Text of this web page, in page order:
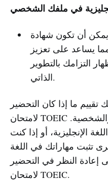
يمكن أن تكون شهادة TOEIC دليلاً واضحاً على
مما يساعد على تعزيز
التزامك بالتطوير
الذاتي.
ما إذا كان التحضير
لامتحان TOEIC يتوافق مع أهدافك المهنية والشخصية.
الإنجليزية، أو إذا كنت
تثبت مهاراتك في اللغة
إعادة النظر في التحضير
لامتحان TOEIC.